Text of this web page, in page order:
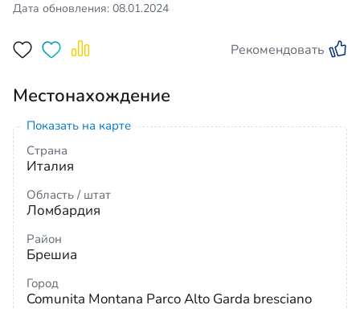
Дата обновления: 08.01.2024
Рекомендовать
Местонахождение
Показать на карте
Страна
Италия
Область / штат
Ломбардия
Район
Брешиа
Город
Comunita Montana Parco Alto Garda bresciano